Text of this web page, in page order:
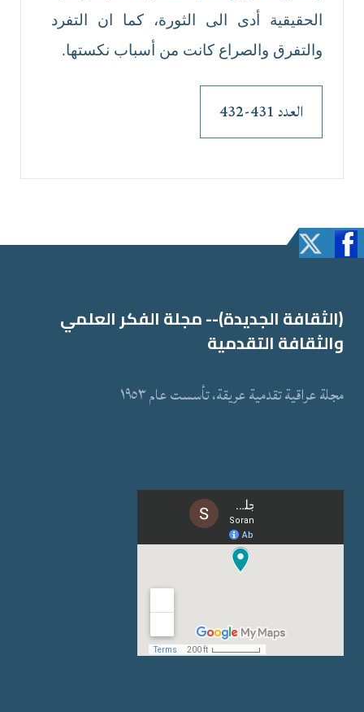
الحقيقية أدى الى الثورة، كما ان التفرد
والتفرق والصراع كانت من أسباب نكستها.
العدد 431-432
(الثقافة الجدیدة)-- مجلة الفكر العلمي
والثقافة التقدمیة
مجلة عراقیة تقدمیة عریقة، تأسست عام ١٩٥٣